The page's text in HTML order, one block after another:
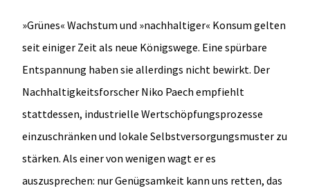
»Grünes« Wachstum und »nachhaltiger« Konsum gelten
seit einiger Zeit als neue Königswege. Eine spürbare
Entspannung haben sie allerdings nicht bewirkt. Der
Nachhaltigkeitsforscher Niko Paech empfiehlt
stattdessen, industrielle Wertschöpfungsprozesse
einzuschränken und lokale Selbstversorgungsmuster zu
stärken. Als einer von wenigen wagt er es
auszusprechen: nur Genügsamkeit kann uns retten, das